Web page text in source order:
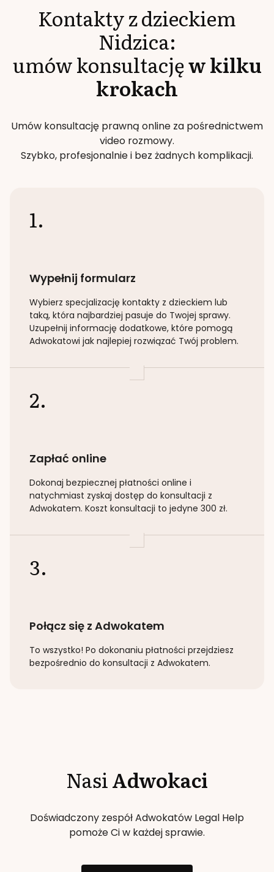
Kontakty z dzieckiem
Nidzica:
umów konsultacjęw kilku
krokach
Umów konsultację prawną online za pośrednictwem
video rozmowy.
Szybko, profesjonalnie i bez żadnych komplikacji.
1.
Wypełnij formularz
Wybierz specjalizację kontakty z dzieckiem lub
taką, która najbardziej pasuje do Twojej sprawy.
Uzupełnij informację dodatkowe, które pomogą
Adwokatowi jak najlepiej rozwiązać Twój problem.
2.
Zapłać online
Dokonaj bezpiecznej płatności online i
natychmiast zyskaj dostęp do konsultacji z
Adwokatem. Koszt konsultacji to jedyne 300 zł.
3.
Połącz się z Adwokatem
To wszystko! Po dokonaniu płatności przejdziesz
bezpośrednio do konsultacji z Adwokatem.
NasiAdwokaci
Doświadczony zespół Adwokatów Legal Help
pomoże Ci w każdej sprawie.